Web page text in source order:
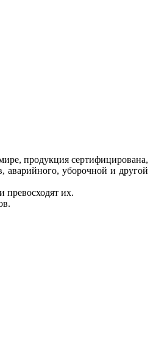
продукция сертифицирована,
аварийного, уборочной и другой
превосходят их.